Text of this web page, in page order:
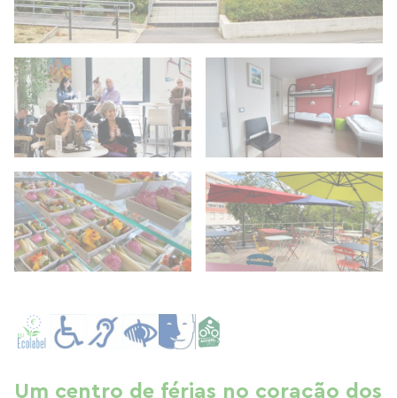
Um centro de férias no coração dos